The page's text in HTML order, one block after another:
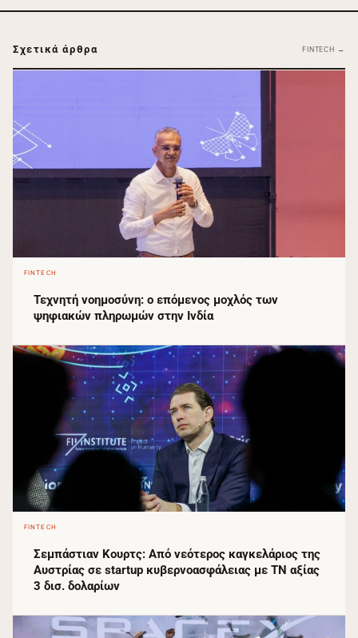
Σχετικά άρθρα FINTECH →
FINTECH
Τεχνητή νοημοσύνη: ο επόμενος μοχλός των
ψηφιακών πληρωμών στην Ινδία
FINTECH
Σεμπάστιαν Κουρτς: Από νεότερος καγκελάριος της
Αυστρίας σε startup κυβερνοασφάλειας με ΤΝ αξίας
3 δισ. δολαρίων